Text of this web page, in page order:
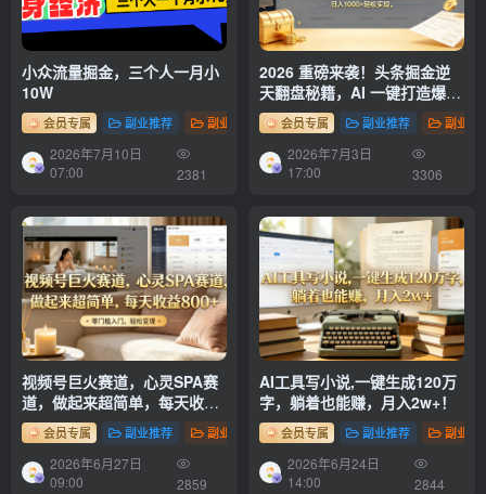
小众流量掘金，三个人一月小
10W
会员专属 副业推荐 副业项目
2026年7月10日
07:00
2381
2026 重磅来袭！头条掘金逆
天翻盘秘籍，AI 一键打造爆款
内容，只需简单复制粘贴，日
入 1000 + 轻松实现！
会员专属 副业推荐 副业项
2026年7月3日
17:00
3306
视频号巨火赛道，心灵SPA赛
道，做起来超简单，每天收益
800+！
会员专属 副业推荐 副业项目
2026年6月27日
09:00
2859
AI工具写小说,一键生成120万
字，躺着也能赚，月入2w+！
会员专属 副业推荐 副业项
2026年6月24日
14:00
2844